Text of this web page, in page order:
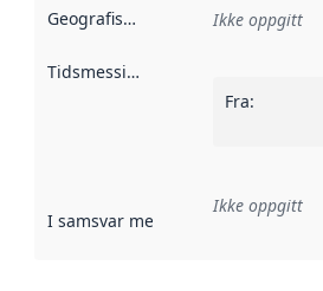
Geografisk avgrensning :
Ikke oppgitt
Tidsmessig avgrensning
Fra:
I samsvar med Referanse til en
Ikke oppgitt